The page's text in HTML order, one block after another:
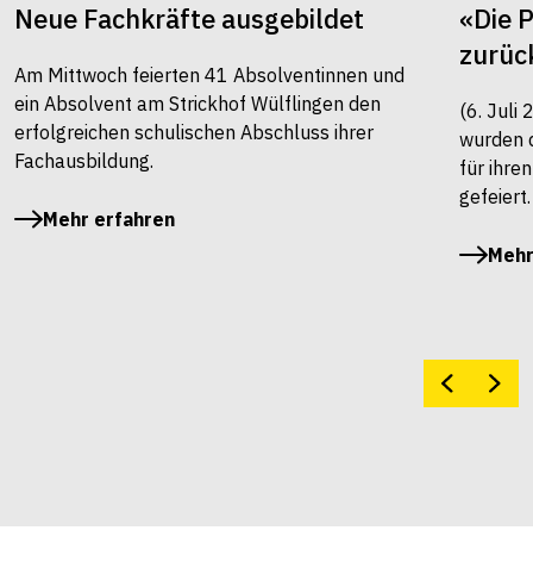
Neue Fachkräfte ausgebildet
Am Mittwoch feierten 41 Absolventinnen und
ein Absolvent am Strickhof Wülflingen den
erfolgreichen schulischen Abschluss ihrer
Fachausbildung.
Mehr erfahren
«Die
(6. Juli
wurden
für
gefeiert.